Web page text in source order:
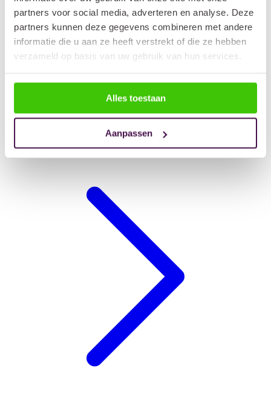
partners voor social media, adverteren en analyse. Deze
partners kunnen deze gegevens combineren met andere
informatie die u aan ze heeft verstrekt of die ze hebben
verzameld op basis van uw gebruik van hun services.
Alles toestaan
Aanpassen